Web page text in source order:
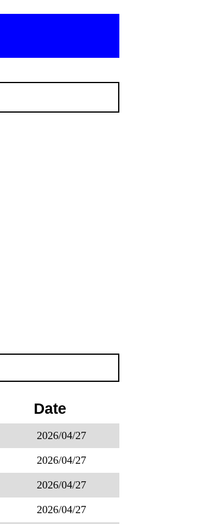
Date
2026/04/27
2026/04/27
2026/04/27
2026/04/27